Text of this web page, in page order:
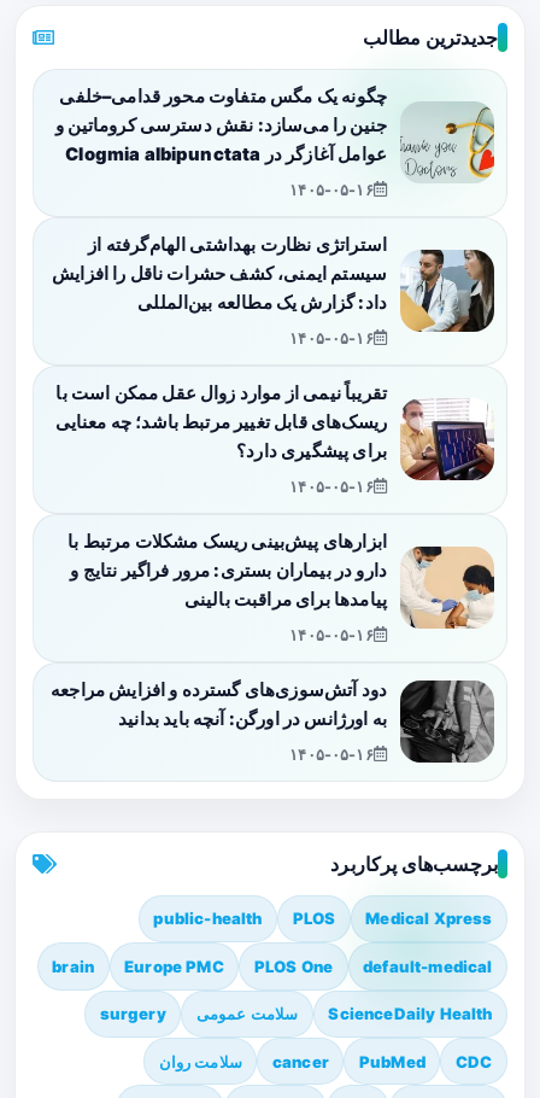
جدیدترین مطالب
چگونه یک مگس متفاوت محور قدامی–خلفی
جنین را می‌سازد: نقش دسترسی کروماتین و
عوامل آغازگر در Clogmia albipunctata
۱۴۰۵-۰۵-۱۶
استراتژی نظارت بهداشتی الهام‌گرفته از
سیستم ایمنی، کشف حشرات ناقل را افزایش
داد: گزارش یک مطالعه بین‌المللی
۱۴۰۵-۰۵-۱۶
تقریباً نیمی از موارد زوال عقل ممکن است با
ریسک‌های قابل تغییر مرتبط باشد؛ چه معنایی
برای پیشگیری دارد؟
۱۴۰۵-۰۵-۱۶
ابزارهای پیش‌بینی ریسک مشکلات مرتبط با
دارو در بیماران بستری: مرور فراگیر نتایج و
پیامدها برای مراقبت بالینی
۱۴۰۵-۰۵-۱۶
دود آتش‌سوزی‌های گسترده و افزایش مراجعه
به اورژانس در اورگن: آنچه باید بدانید
۱۴۰۵-۰۵-۱۶
برچسب‌های پرکاربرد
Medical Xpress
PLOS
public-health
default-medical
PLOS One
Europe PMC
brain
ScienceDaily Health سلامت عمومی surgery
CDC
PubMed
cancer سلامت روان